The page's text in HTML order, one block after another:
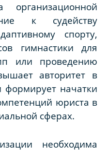
к судейству
спорту,
гимнастики для
или проведению
авторитет в
формирует начатки
юриста в
сферах.
необходима